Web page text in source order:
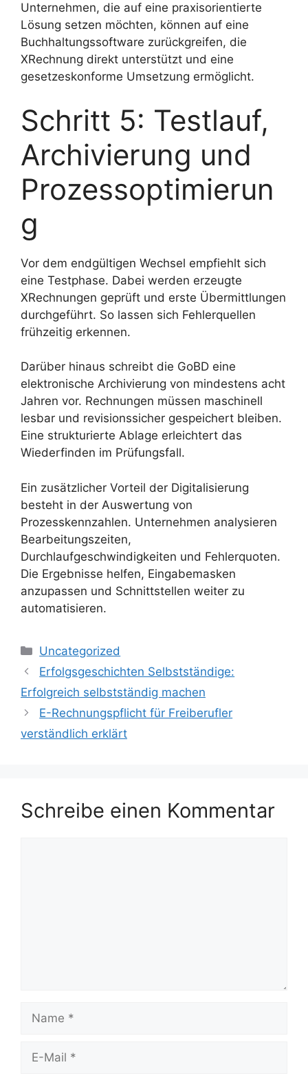
Unternehmen, die auf eine praxisorientierte
Lösung setzen möchten, können auf eine
Buchhaltungssoftware zurückgreifen, die
XRechnung direkt unterstützt und eine
gesetzeskonforme Umsetzung ermöglicht.
Schritt 5: Testlauf,
Archivierung und
Prozessoptimierun
g
Vor dem endgültigen Wechsel empfiehlt sich
eine Testphase. Dabei werden erzeugte
XRechnungen geprüft und erste Übermittlungen
durchgeführt. So lassen sich Fehlerquellen
frühzeitig erkennen.
Darüber hinaus schreibt die GoBD eine
elektronische Archivierung von mindestens acht
Jahren vor. Rechnungen müssen maschinell
lesbar und revisionssicher gespeichert bleiben.
Eine strukturierte Ablage erleichtert das
Wiederfinden im Prüfungsfall.
Ein zusätzlicher Vorteil der Digitalisierung
besteht in der Auswertung von
Prozesskennzahlen. Unternehmen analysieren
Bearbeitungszeiten,
Durchlaufgeschwindigkeiten und Fehlerquoten.
Die Ergebnisse helfen, Eingabemasken
anzupassen und Schnittstellen weiter zu
automatisieren.
Kategorien
Uncategorized
Erfolgsgeschichten Selbstständige:
Erfolgreich selbstständig machen
E-Rechnungspflicht für Freiberufler
verständlich erklärt
Schreibe einen Kommentar
Mail